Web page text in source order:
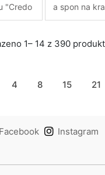
"Credo
na
a spon na
monogramu
1– 14 z 390
4 8 15 21
Facebook Instagram